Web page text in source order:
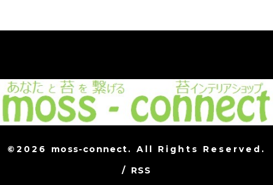
©2026 moss-connect. All Rights Reserved.
/ RSS